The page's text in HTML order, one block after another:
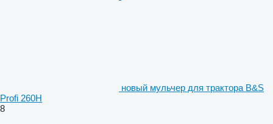
новый мульчер для трактора B&S
Profi 260H
8